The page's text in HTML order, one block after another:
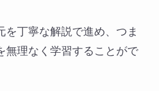
を丁寧な解説で進め、つま
無理なく学習することがで